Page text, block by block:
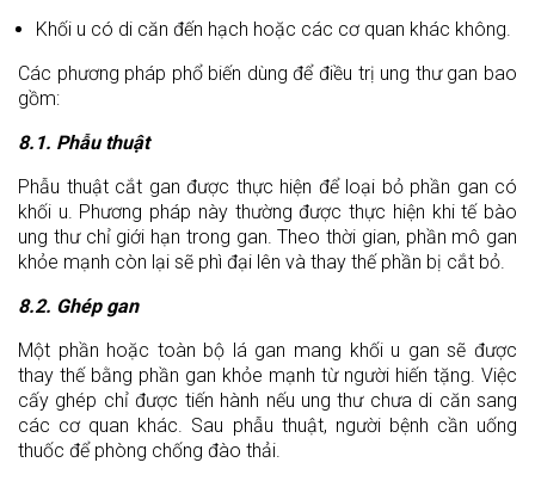
Khối u có di căn đến hạch hoặc các cơ quan khác không.
Các phương pháp phổ biến dùng để điều trị ung thư gan bao
gồm:
8.1. Phẫu thuật
Phẫu thuật cắt gan được thực hiện để loại bỏ phần gan có
khối u. Phương pháp này thường được thực hiện khi tế bào
ung thư chỉ giới hạn trong gan. Theo thời gian, phần mô gan
khỏe mạnh còn lại sẽ phì đại lên và thay thế phần bị cắt bỏ.
8.2. Ghép gan
Một phần hoặc toàn bộ lá gan mang khối u gan sẽ được
thay thế bằng phần gan khỏe mạnh từ người hiến tặng. Việc
cấy ghép chỉ được tiến hành nếu ung thư chưa di căn sang
các cơ quan khác. Sau phẫu thuật, người bệnh cần uống
thuốc để phòng chống đào thải.